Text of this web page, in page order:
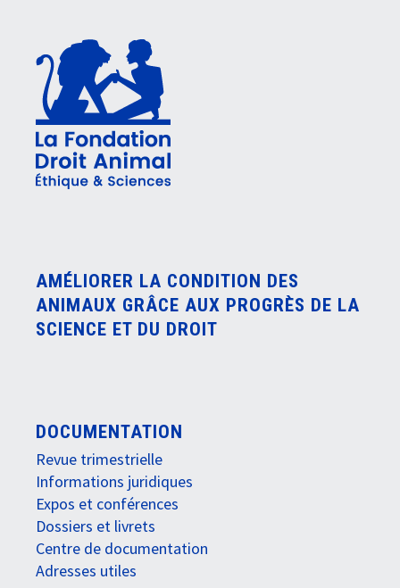
AMÉLIORER LA CONDITION DES
ANIMAUX GRÂCE AUX PROGRÈS DE LA
SCIENCE ET DU DROIT
DOCUMENTATION
Revue trimestrielle
Informations juridiques
Expos et conférences
Dossiers et livrets
Centre de documentation
Adresses utiles